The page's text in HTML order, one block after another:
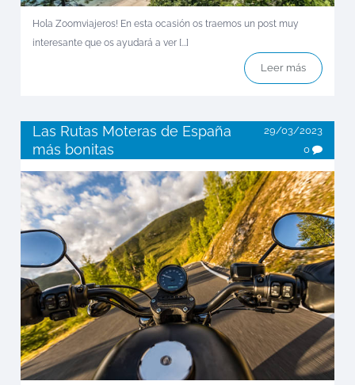
Hola Zoomviajeros! En esta ocasión os traemos un post muy
interesante que os ayudará a ver [...]
Leer más
Las Rutas Moteras de España
más bonitas
29/03/2023
0